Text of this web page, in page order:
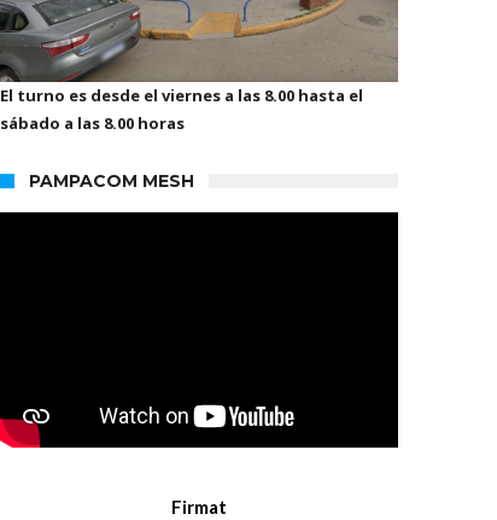
El turno es desde el viernes a las 8.00 hasta el
sábado a las 8.00 horas
PAMPACOM MESH
Firmat